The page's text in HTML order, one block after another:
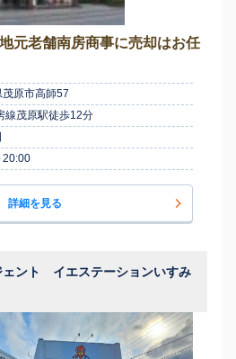
元老舗南房商事に売却はお任
茂原市高師57
線茂原駅徒歩12分
20:00
詳細を見る
ェント イエステーションいすみ